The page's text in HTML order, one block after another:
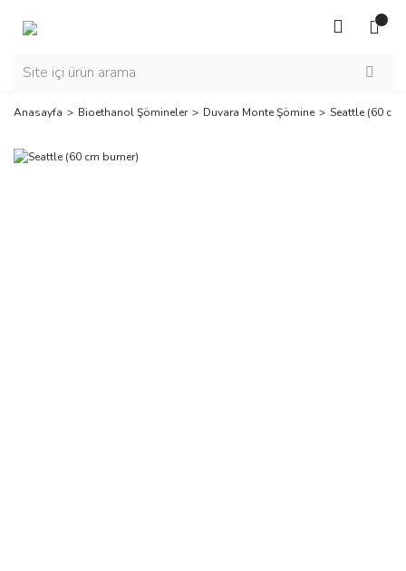
Anasayfa Bioethanol Şömineler Duvara Monte Şömine Seattle (60 cm